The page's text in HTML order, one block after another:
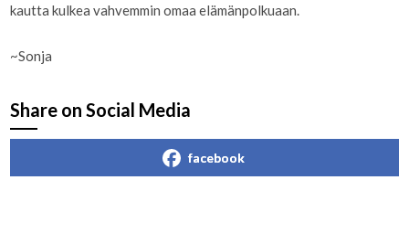
kautta kulkea vahvemmin omaa elämänpolkuaan.
~Sonja
Share on Social Media
facebook